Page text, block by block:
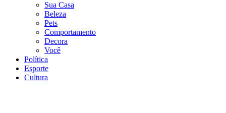
Sua Casa
Beleza
Pets
Comportamento
Decora
Você
Política
Esporte
Cultura